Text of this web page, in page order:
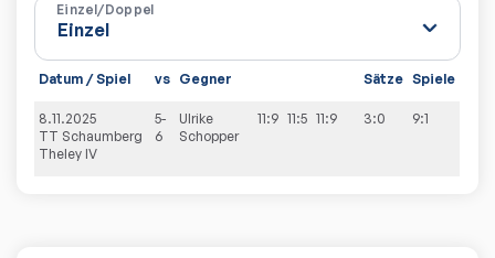
Einzel/Doppel
Datum / Spiel vs Gegner Sätze Spiele
8.11.2025
TT Schaumberg
Theley IV
5-
6
Ulrike
Schopper
11:9 11:5 11:9 3:0 9:1